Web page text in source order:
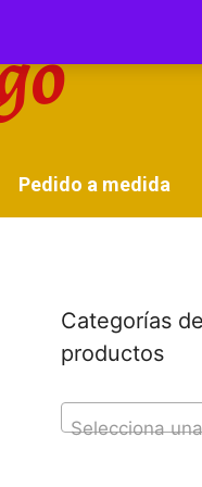
Pedido a medida
Categorías
productos
Selecciona